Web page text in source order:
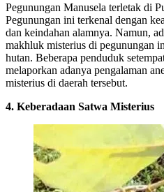
Pegunungan Manusela terletak di
Pegunungan ini terkenal dengan
dan keindahan alamnya. Namun,
makhluk misterius di pegunungan
hutan. Beberapa penduduk
melaporkan adanya pengalaman
misterius di daerah tersebut.
4. Keberadaan Satwa Misterius